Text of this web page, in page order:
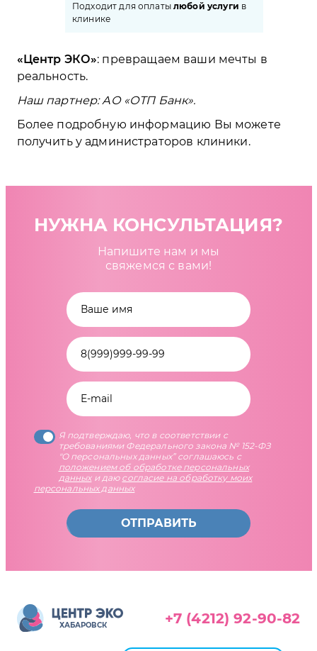
Подходит для оплаты любой услуги в
клинике
Центр ЭКО : превращаем ваши мечты в
реальность.
Наш партнер: АО «ОТП Банк». ⠀
Более подробную информацию Вы можете
получить у администраторов клиники.
НУЖНА КОНСУЛЬТАЦИЯ?
Напишите нам и мы
свяжемся с вами!
Я подтверждаю, что в соответствии с
требованиями Федерального закона № 152-ФЗ
"О персональных данных” соглашаюсь с
положением об обработке персональных
данныхи даю согласие на обработку моих
персональных данных
ОТПРАВИТЬ
ХАБАРОВСК +7 (4212) 92-90-82